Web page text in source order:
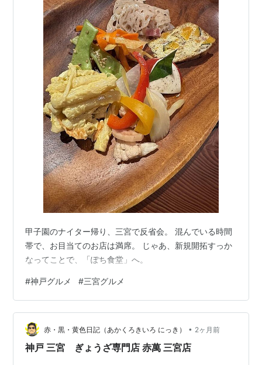
甲子園のナイター帰り、三宮で反省会。 混んでいる時間
帯で、お目当てのお店は満席。 じゃあ、新規開拓すっか
なってことで、「ぽち食堂」へ。
#神戸グルメ #三宮グルメ
赤・黒・黄色日記（あかくろきいろ にっき） • 2ヶ月前
神戸 三宮 ぎょうざ専門店 赤萬 三宮店